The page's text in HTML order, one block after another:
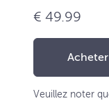
€ 49.99
Veuillez noter